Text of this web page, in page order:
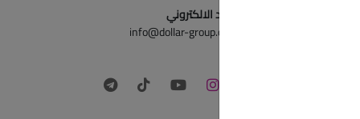
البريد الالكتروني
info@dollar-group.com